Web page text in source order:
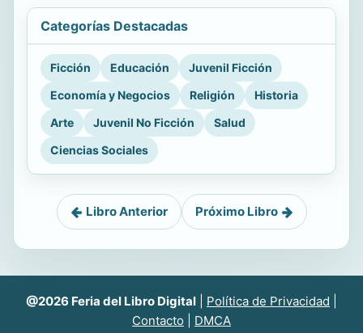
Categorías Destacadas
Ficción Educación
Juvenil Ficción
Economía y Negocios
Religión
Historia
Arte
Juvenil No Ficción
Salud
Ciencias Sociales
Libro Anterior Próximo Libro
@2026 Feria del Libro Digital Política de Privacidad
Contacto
DMCA